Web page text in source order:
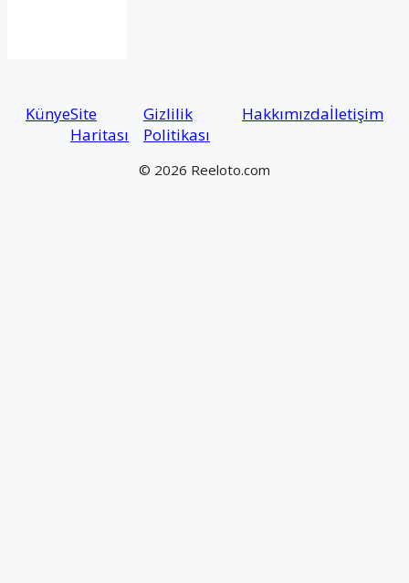
© 2026 Reeloto.com
KünyeSite
Haritası
Gizlilik
Politikası
Hakkımızdaİletişim